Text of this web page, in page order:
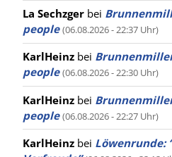
La Sechzger bei
people (06.08.2026 - 22:37 Uhr)
KarlHeinz bei
people (06.08.2026 - 22:30 Uhr)
KarlHeinz bei
people (06.08.2026 - 22:27 Uhr)
KarlHeinz bei Löwenrunde: